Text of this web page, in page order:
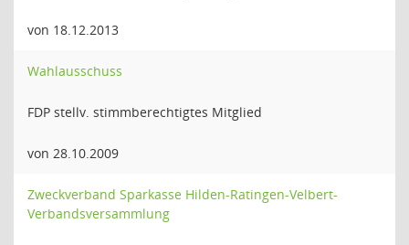
von 18.12.2013
Wahlausschuss
FDP stellv. stimmberechtigtes Mitglied
von 28.10.2009
Zweckverband Sparkasse Hilden-Ratingen-Velbert-
Verbandsversammlung